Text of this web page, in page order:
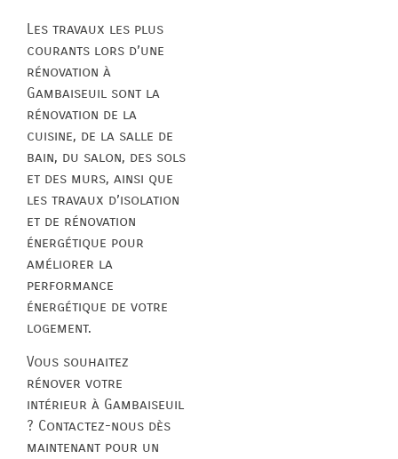
Les travaux les plus
courants lors d’une
rénovation à
Gambaiseuil sont la
rénovation de la
cuisine, de la salle de
bain, du salon, des sols
et des murs, ainsi que
les travaux d’isolation
et de rénovation
énergétique pour
améliorer la
performance
énergétique de votre
logement.
Vous souhaitez
rénover votre
intérieur à Gambaiseuil
? Contactez-nous dès
maintenant pour un